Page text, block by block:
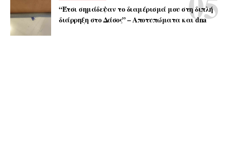
“Έτσι σημάδεψαν το διαμέρισμά μου στη διπλή
διάρρηξη στο Δάσος” – Αποτυπώματα και dna